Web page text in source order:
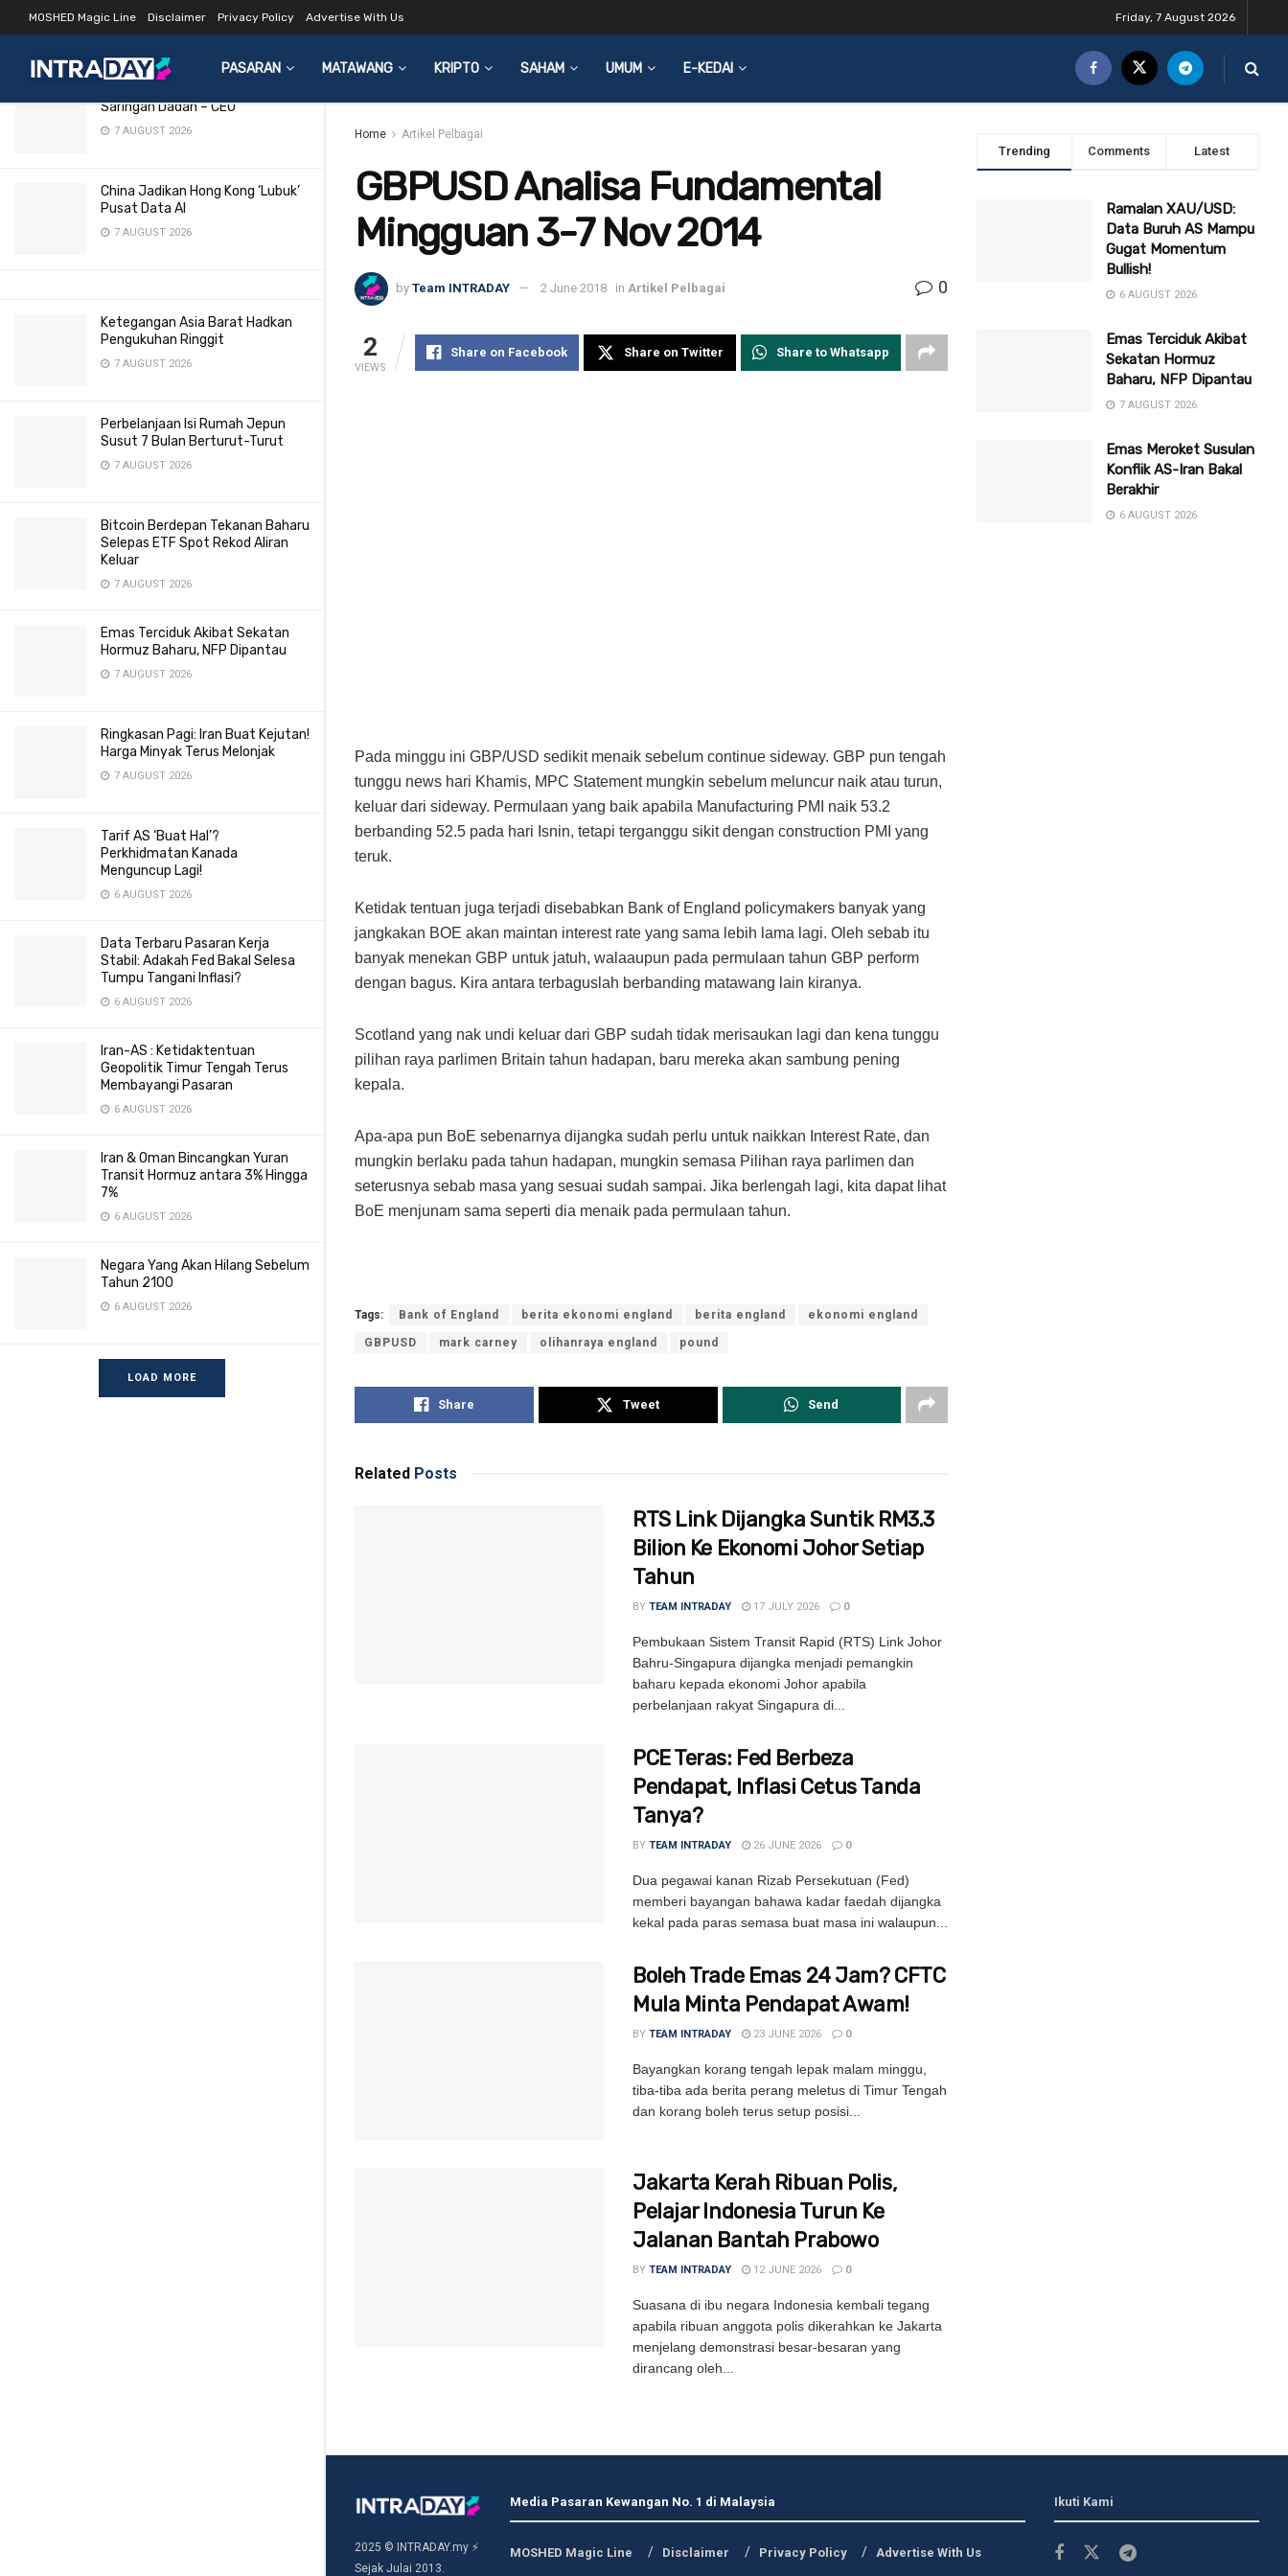
LATEST TRENDING Filter
Saringan Dadah – CEO
7 AUGUST 2026
China Jadikan Hong Kong ‘Lubuk’
Pusat Data AI
7 AUGUST 2026
Ketegangan Asia Barat Hadkan
Pengukuhan Ringgit
7 AUGUST 2026
Perbelanjaan Isi Rumah Jepun
Susut 7 Bulan Berturut-Turut
7 AUGUST 2026
Bitcoin Berdepan Tekanan Baharu
Selepas ETF Spot Rekod Aliran
Keluar
7 AUGUST 2026
Emas Terciduk Akibat Sekatan
Hormuz Baharu, NFP Dipantau
7 AUGUST 2026
Ringkasan Pagi: Iran Buat Kejutan!
Harga Minyak Terus Melonjak
7 AUGUST 2026
Tarif AS ‘Buat Hal’?
Perkhidmatan Kanada
Menguncup Lagi!
6 AUGUST 2026
Data Terbaru Pasaran Kerja
Stabil: Adakah Fed Bakal Selesa
Tumpu Tangani Inflasi?
6 AUGUST 2026
Iran-AS : Ketidaktentuan
Geopolitik Timur Tengah Terus
Membayangi Pasaran
6 AUGUST 2026
Iran & Oman Bincangkan Yuran
Transit Hormuz antara 3% Hingga
7%
6 AUGUST 2026
Negara Yang Akan Hilang Sebelum
Tahun 2100
6 AUGUST 2026
LOAD MORE
MOSHED Magic Line Disclaimer Privacy Policy Advertise With Us Friday, 7 August 2026
PASARAN MATAWANG KRIPTO SAHAM UMUM E-KEDAI
Home Artikel Pelbagai
GBPUSD Analisa Fundamental
Mingguan 3-7 Nov 2014
by Team INTRADAY 2 June 2018 in Artikel Pelbagai 0
2
VIEWS
Share on Facebook Share on Twitter Share to Whatsapp
Pada minggu ini GBP/USD sedikit menaik sebelum continue sideway. GBP pun tengah
tunggu news hari Khamis, MPC Statement mungkin sebelum meluncur naik atau turun,
keluar dari sideway. Permulaan yang baik apabila Manufacturing PMI naik 53.2
berbanding 52.5 pada hari Isnin, tetapi terganggu sikit dengan construction PMI yang
teruk.
Ketidak tentuan juga terjadi disebabkan Bank of England policymakers banyak yang
jangkakan BOE akan maintan interest rate yang sama lebih lama lagi. Oleh sebab itu
banyak menekan GBP untuk jatuh, walaaupun pada permulaan tahun GBP perform
dengan bagus. Kira antara terbaguslah berbanding matawang lain kiranya.
Scotland yang nak undi keluar dari GBP sudah tidak merisaukan lagi dan kena tunggu
pilihan raya parlimen Britain tahun hadapan, baru mereka akan sambung pening
kepala.
Apa-apa pun BoE sebenarnya dijangka sudah perlu untuk naikkan Interest Rate, dan
mungkin berlaku pada tahun hadapan, mungkin semasa Pilihan raya parlimen dan
seterusnya sebab masa yang sesuai sudah sampai. Jika berlengah lagi, kita dapat lihat
BoE menjunam sama seperti dia menaik pada permulaan tahun.
Tags: Bank of England berita ekonomi england berita england ekonomi england
GBPUSD mark carney olihanraya england pound
Share Tweet Send
Related Posts
RTS Link Dijangka Suntik RM3.3
Bilion Ke Ekonomi Johor Setiap
Tahun
BY TEAM INTRADAY 17 JULY 2026 0
Pembukaan Sistem Transit Rapid (RTS) Link Johor
Bahru-Singapura dijangka menjadi pemangkin
baharu kepada ekonomi Johor apabila
perbelanjaan rakyat Singapura di...
PCE Teras: Fed Berbeza
Pendapat, Inflasi Cetus Tanda
Tanya?
BY TEAM INTRADAY 26 JUNE 2026 0
Dua pegawai kanan Rizab Persekutuan (Fed)
memberi bayangan bahawa kadar faedah dijangka
kekal pada paras semasa buat masa ini walaupun...
Boleh Trade Emas 24 Jam? CFTC
Mula Minta Pendapat Awam!
BY TEAM INTRADAY 23 JUNE 2026 0
Bayangkan korang tengah lepak malam minggu,
tiba-tiba ada berita perang meletus di Timur Tengah
dan korang boleh terus setup posisi...
Jakarta Kerah Ribuan Polis,
Pelajar Indonesia Turun Ke
Jalanan Bantah Prabowo
BY TEAM INTRADAY 12 JUNE 2026 0
Suasana di ibu negara Indonesia kembali tegang
apabila ribuan anggota polis dikerahkan ke Jakarta
menjelang demonstrasi besar-besaran yang
dirancang oleh...
Trending Comments Latest
Ramalan XAU/USD:
Data Buruh AS Mampu
Gugat Momentum
Bullish!
6 AUGUST 2026
Emas Terciduk Akibat
Sekatan Hormuz
Baharu, NFP Dipantau
7 AUGUST 2026
Emas Meroket Susulan
Konflik AS-Iran Bakal
Berakhir
6 AUGUST 2026
2025 © INTRADAY.my ⚡
Sejak Julai 2013.
Media Pasaran Kewangan No. 1 di Malaysia
MOSHED Magic Line Disclaimer Privacy Policy Advertise With Us
Ikuti Kami